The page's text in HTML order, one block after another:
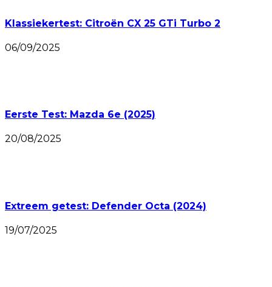
Klassiekertest: Citroën CX 25 GTi Turbo 2
06/09/2025
Eerste Test: Mazda 6e (2025)
20/08/2025
Extreem getest: Defender Octa (2024)
19/07/2025